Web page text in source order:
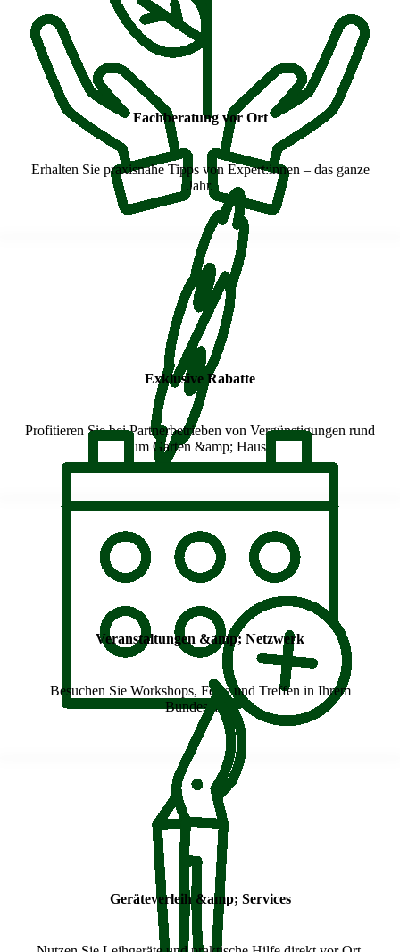
Fachberatung vor Ort
Erhalten Sie praxisnahe Tipps von Expert:innen – das ganze
Jahr.
Exklusive Rabatte
Profitieren Sie bei Partnerbetrieben von Vergünstigungen rund
um Garten &amp; Haus.
Veranstaltungen &amp; Netzwerk
Besuchen Sie Workshops, Feste und Treffen in Ihrem
Bundesland.
Geräteverleih &amp; Services